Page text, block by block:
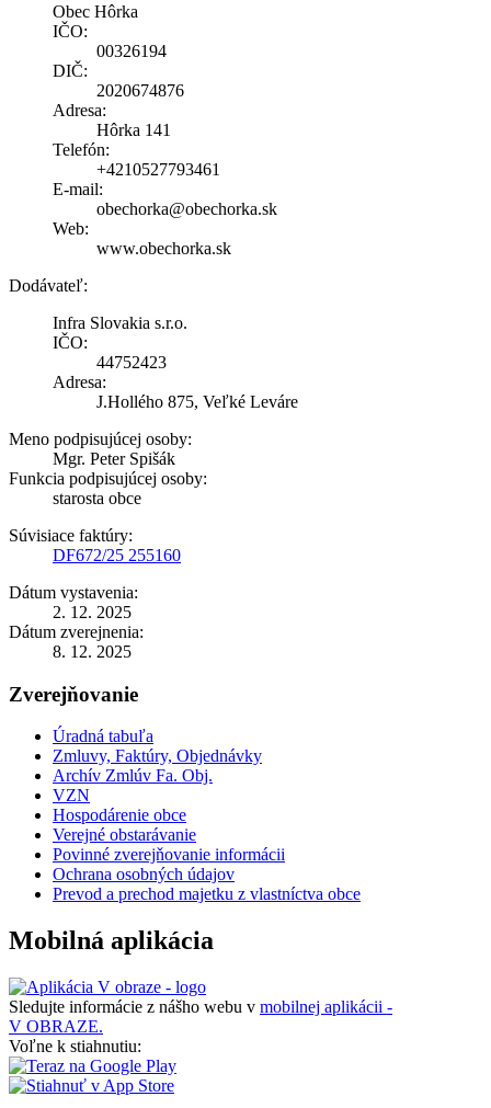
Obec Hôrka
IČO:
00326194
DIČ:
2020674876
Adresa:
Hôrka 141
Telefón:
+4210527793461
E-mail:
obechorka@obechorka.sk
Web:
www.obechorka.sk
Dodávateľ:
Infra Slovakia s.r.o.
IČO:
44752423
Adresa:
J.Hollého 875, Veľké Leváre
Meno podpisujúcej osoby:
Mgr. Peter Spišák
Funkcia podpisujúcej osoby:
starosta obce
Súvisiace faktúry:
DF672/25 255160
Dátum vystavenia:
2. 12. 2025
Dátum zverejnenia:
8. 12. 2025
Zverejňovanie
Úradná tabuľa
Zmluvy, Faktúry, Objednávky
Archív Zmlúv Fa. Obj.
VZN
Hospodárenie obce
Verejné obstarávanie
Povinné zverejňovanie informácii
Ochrana osobných údajov
Prevod a prechod majetku z vlastníctva obce
Mobilná aplikácia
Sledujte informácie z nášho webu v mobilnej aplikácii -
V OBRAZE.
Voľne k stiahnutiu: